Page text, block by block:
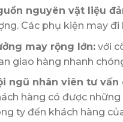
nguyên vật liệu
Các phụ kiện may
may rộng lớn:với
giao hàng nhanh
ngũ nhân viên tư vấn
hàng có được
ty đến khách hàng